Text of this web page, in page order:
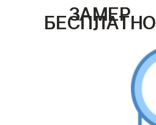
ЗАМЕР
БЕСПЛАТНО